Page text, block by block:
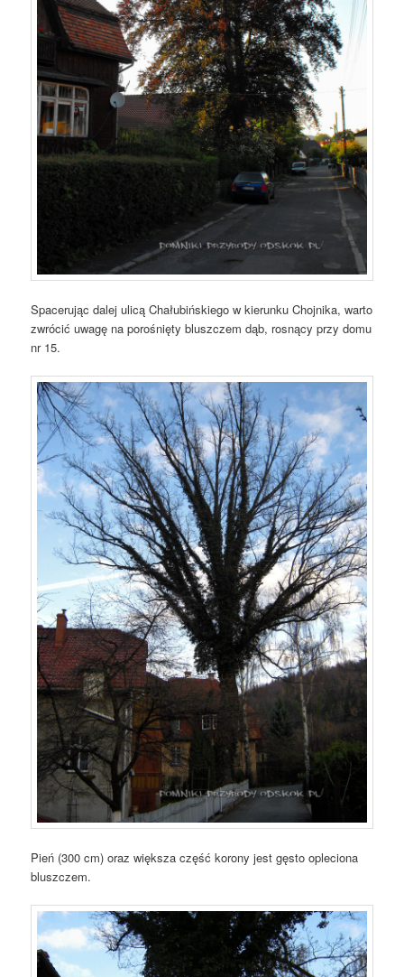
Spacerując dalej ulicą Chałubińskiego w kierunku Chojnika, warto
zwrócić uwagę na porośnięty bluszczem dąb, rosnący przy domu
nr 15.
Pień (300 cm) oraz większa część korony jest gęsto opleciona
bluszczem.